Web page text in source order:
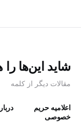
شاید این‌ها
مقالات دیگر از کلمه
اعلامیه حریم
خصوصی